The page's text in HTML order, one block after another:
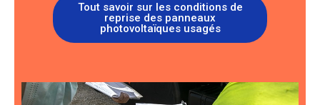
Tout savoir sur les conditions de
reprise des panneaux
photovoltaïques usagés